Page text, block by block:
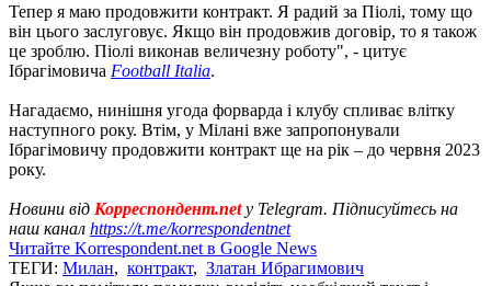
Тепер я маю продовжити контракт. Я радий за Піолі, тому що
він цього заслуговує. Якщо він продовжив договір, то я також
це зроблю. Піолі виконав величезну роботу", - цитує
Ібрагімовича Football Italia.
Нагадаємо, нинішня угода форварда і клубу спливає влітку
наступного року. Втім, у Мілані вже запропонували
Ібрагімовичу продовжити контракт ще на рік – до червня 2023
року.
Новини від Корреспондент.netу Telegram. Підписуйтесь на
наш канал https://t.me/korrespondentnet
Читайте Korrespondent.net в Google News
ТЕГИ: Милан, контракт, Златан Ибрагимович